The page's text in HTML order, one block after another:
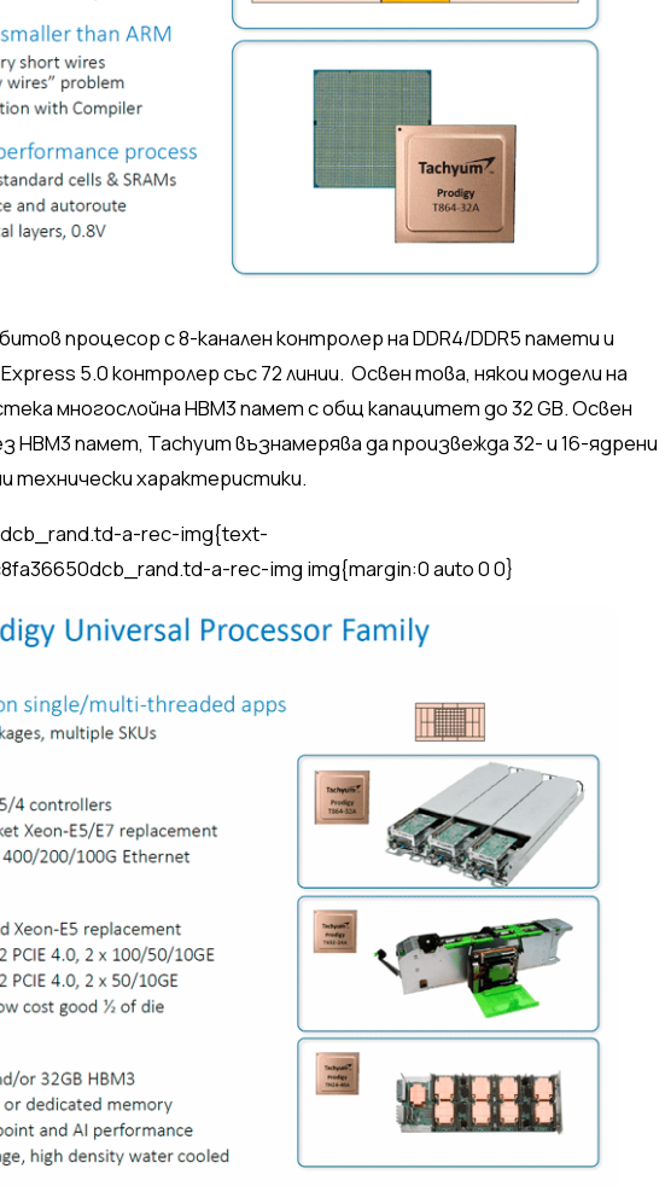
процесор с 8-канален контролер на DDR4/DDR5 памети и
5.0 контролер със 72 линии. Освен това, някои модели на
многослойна HBM3 памет с общ капацитет до 32 GB. Освен
HBM3 памет, Tachyum възнамерява да произвежда 32- и 16-ядрени
технически характеристики.
a-rec-img{text-
a-rec-img img{margin:0 auto 0 0}